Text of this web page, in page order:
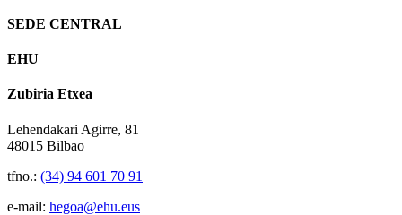
SEDE CENTRAL
EHU
Zubiria Etxea
Lehendakari Agirre, 81
48015 Bilbao
tfno.: (34) 94 601 70 91
e-mail: hegoa@ehu.eus